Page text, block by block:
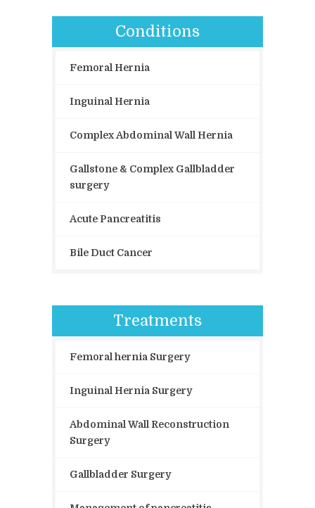
Conditions
Femoral Hernia
Inguinal Hernia
Complex Abdominal Wall Hernia
Gallstone & Complex Gallbladder
surgery
Acute Pancreatitis
Bile Duct Cancer
Treatments
Femoral hernia Surgery
Inguinal Hernia Surgery
Abdominal Wall Reconstruction
Surgery
Gallbladder Surgery